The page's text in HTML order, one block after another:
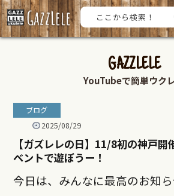
GAZZLELE
YouTubeで簡単ウク
ブログ
2025/08/29
【ガズレレの日】11/8初の神戸開
ベントで遊ぼうー！
今日は、みんなに最高のお知ら